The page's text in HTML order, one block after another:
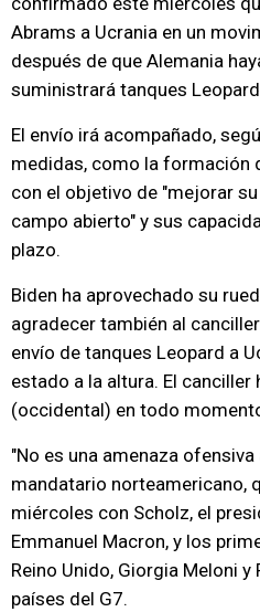
Abrams a Ucrania en un
después de que Alemania
suministrará tanques Leopard
El envío irá acompañado,
medidas, como la formación
con el objetivo de "mejorar
campo abierto" y sus
plazo.
Biden ha aprovechado su
agradecer también al
envío de tanques Leopard a
estado a la altura. El
(occidental) en todo
"No es una amenaza ofensiva
mandatario norteamericano,
miércoles con Scholz, el
Emmanuel Macron, y los
Reino Unido, Giorgia Meloni
países del G7.